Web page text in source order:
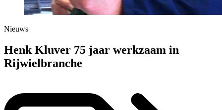
Nieuws
Henk Kluver 75 jaar werkzaam in
Rijwielbranche